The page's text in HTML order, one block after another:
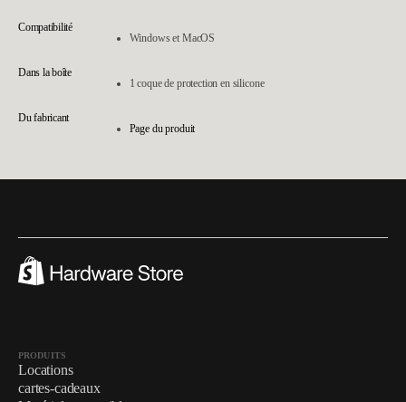
Compatibilité
Windows et MacOS
Dans la boîte
1 coque de protection en silicone
Du fabricant
Page du produit
PRODUITS
Locations
cartes-cadeaux